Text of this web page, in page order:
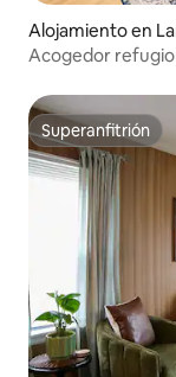
Alojamiento en
Acogedor refugio
Superanfitrión
Superanfitrión